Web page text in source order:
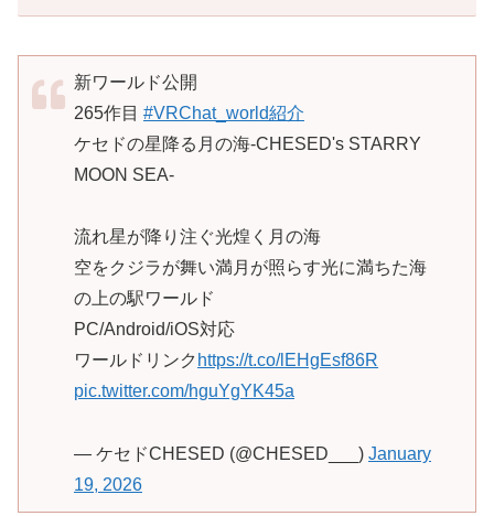
新ワールド公開
265作目 #VRChat_world紹介
ケセドの星降る月の海-CHESED's STARRY
MOON SEA-
流れ星が降り注ぐ光煌く月の海
空をクジラが舞い満月が照らす光に満ちた海
の上の駅ワールド
PC/Android/iOS対応
ワールドリンク https://t.co/lEHgEsf86R
pic.twitter.com/hguYgYK45a
— ケセドCHESED (@CHESED___) January
19, 2026